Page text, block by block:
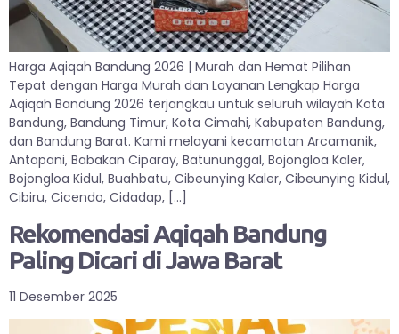
Harga Aqiqah Bandung 2026 | Murah dan Hemat Pilihan
Tepat dengan Harga Murah dan Layanan Lengkap Harga
Aqiqah Bandung 2026 terjangkau untuk seluruh wilayah Kota
Bandung, Bandung Timur, Kota Cimahi, Kabupaten Bandung,
dan Bandung Barat. Kami melayani kecamatan Arcamanik,
Antapani, Babakan Ciparay, Batununggal, Bojongloa Kaler,
Bojongloa Kidul, Buahbatu, Cibeunying Kaler, Cibeunying Kidul,
Cibiru, Cicendo, Cidadap, […]
Rekomendasi Aqiqah Bandung
Paling Dicari di Jawa Barat
11 Desember 2025